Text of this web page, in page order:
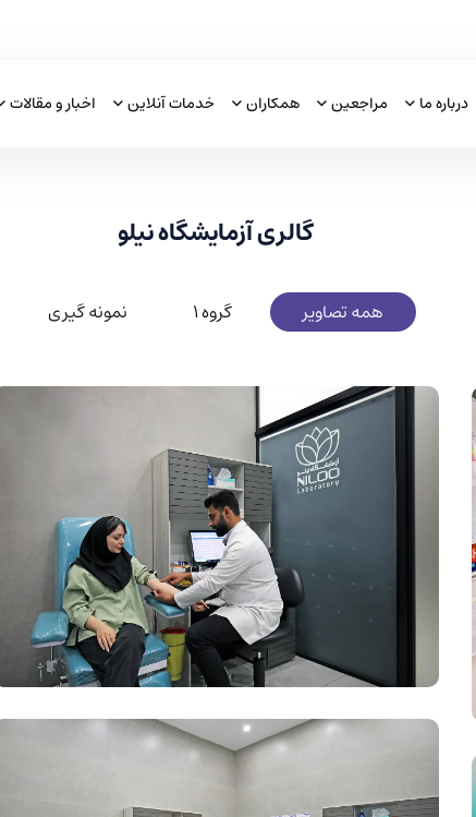
درباره ما مراجعین همکاران خدمات آنلاین اخبار و مقالات
گالری آزمایشگاه نیلو
همه تصاویر گروه 1 نمونه گیری